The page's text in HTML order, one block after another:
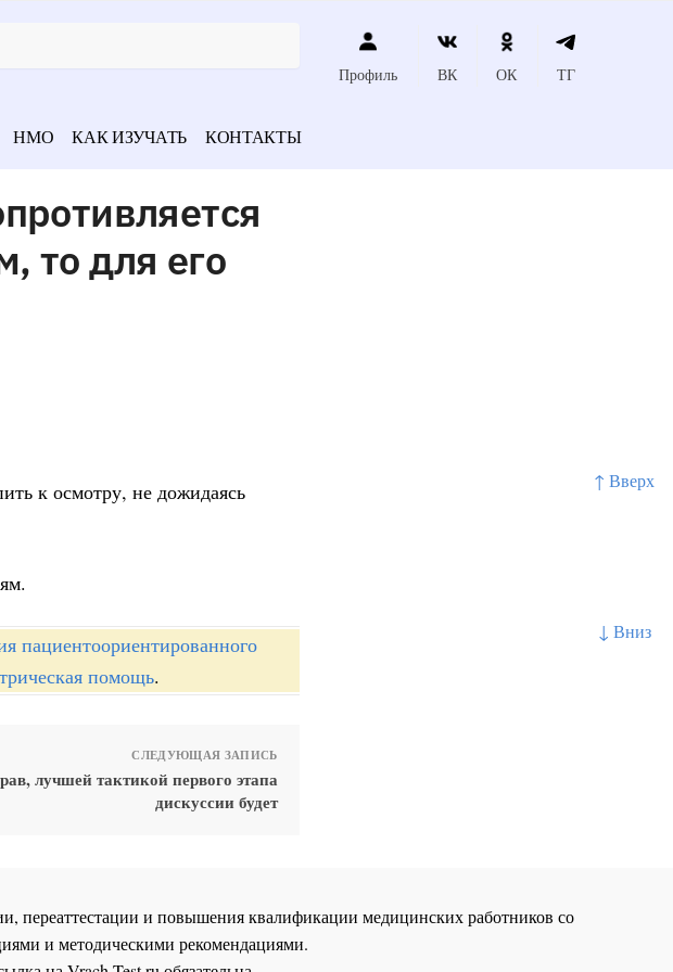
↑ Вверх
↓ Вниз
Профиль ВК ОК ТГ
НМО КАК ИЗУЧАТЬ КОНТАКТЫ
то для его
к осмотру, не дожидаясь
пациентоориентированного
помощь.
СЛЕДУЮЩАЯ ЗАПИСЬ
лучшей тактикой первого этапа
дискуссии будет
переаттестации и повышения квалификации медицинских работников со
и методическими рекомендациями.